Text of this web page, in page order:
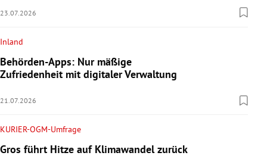
23.07.2026
Inland
Behörden-Apps: Nur mäßige
Zufriedenheit mit digitaler Verwaltung
21.07.2026
KURIER-OGM-Umfrage
Gros führt Hitze auf Klimawandel zurück